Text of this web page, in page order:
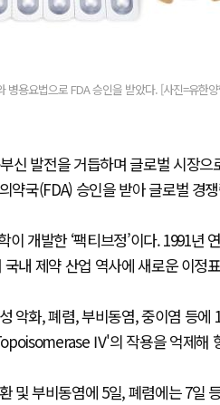
병용요법으로 FDA 승인을 받았다. [사진=유한
신 발전을 거듭하며 글로벌 시장
약국(FDA) 승인을 받아 글로벌 경
개발한 ‘팩티브정’이다. 1991년
내 제약 산업 역사에 새로운 이정
악화, 폐렴, 부비동염, 중이염 등에
Ⅳ'의 작용을 억제해
및 부비동염에 5일, 폐렴에는 7일